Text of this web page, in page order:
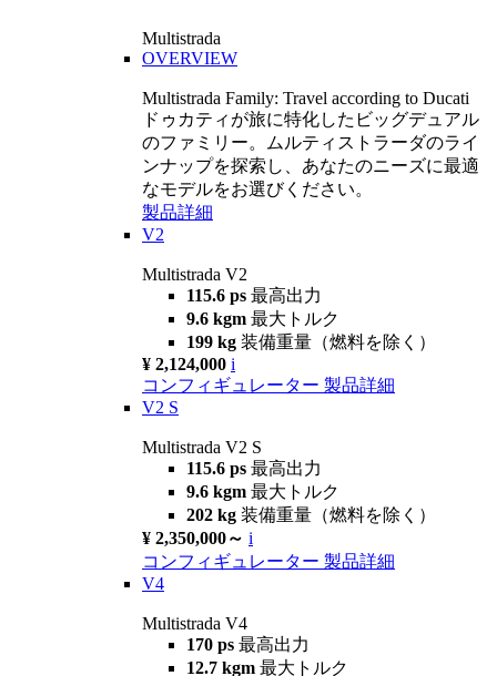
Multistrada
OVERVIEW
Multistrada Family: Travel according to Ducati
ドゥカティが旅に特化したビッグデュアル
のファミリー。ムルティストラーダのライ
ンナップを探索し、あなたのニーズに最適
なモデルをお選びください。
製品詳細
V2
Multistrada V2
115.6 ps 最高出力
9.6 kgm 最大トルク
199 kg 装備重量（燃料を除く）
¥ 2,124,000 i
コンフィギュレーター 製品詳細
V2 S
Multistrada V2 S
115.6 ps 最高出力
9.6 kgm 最大トルク
202 kg 装備重量（燃料を除く）
¥ 2,350,000～ i
コンフィギュレーター 製品詳細
V4
Multistrada V4
170 ps 最高出力
12.7 kgm 最大トルク